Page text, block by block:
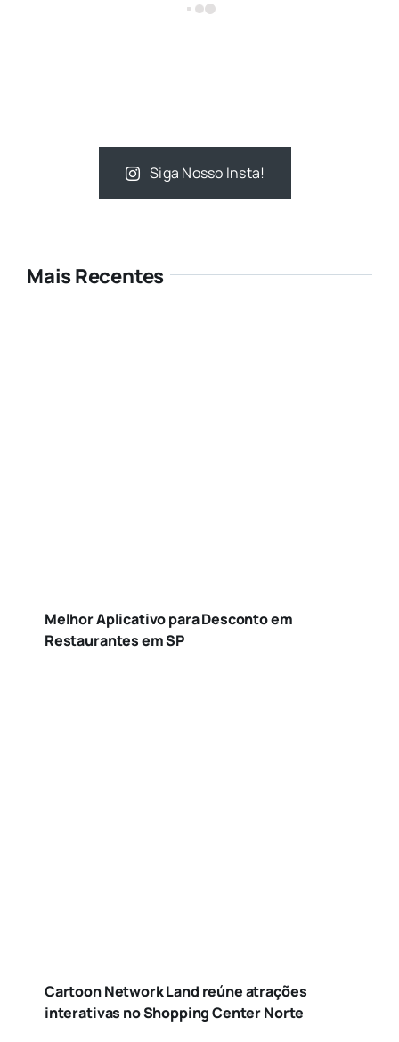
Siga Nosso Insta!
Mais Recentes
Melhor Aplicativo para Desconto em
Restaurantes em SP
Cartoon Network Land reúne atrações
interativas no Shopping Center Norte